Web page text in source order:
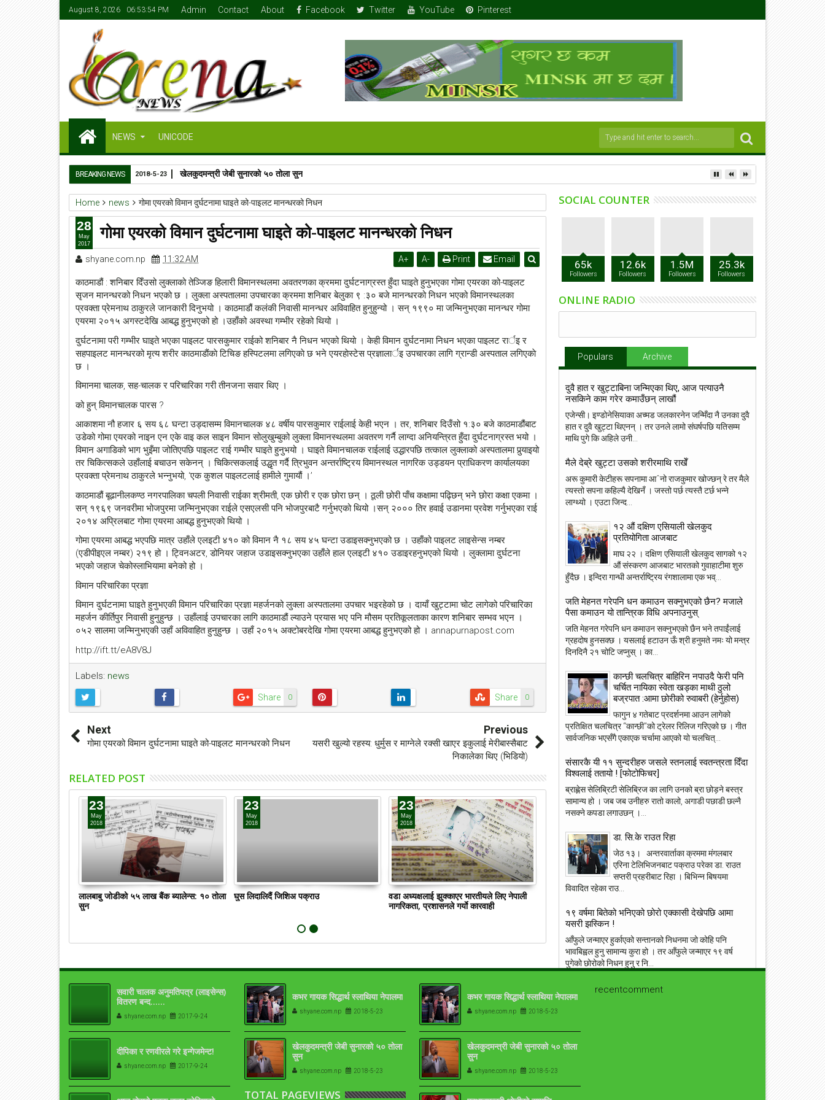
August 8, 2026 06:53:55 PM Admin Contact About Facebook Twitter YouTube Pinterest
NEWS UNICODE
BREAKING NEWS खेलकुदमन्त्री जेबी सुनारको ५० तोला सुन
2018-5-23
Home news गोमा एयरको विमान दुर्घटनामा घाइते को-पाइलट मानन्धरको निधन
गोमा एयरको विमान दुर्घटनामा घाइते को-पाइलट मानन्धरको निधन
shyane.com.np 11:32 AM A+ A- Print Email
काठमाडौं : शनिबार दिँउसो लुक्लाको तेञ्जिङ हिलारी विमानस्थलमा अवतरणका क्रममा दुर्घटनाग्रस्त हुँदा घाइते हुनुभएका गोमा एयरका को-पाइलट
सृजन मानन्धरको निधन भएको छ । लुक्ला अस्पतालमा उपचारका क्रममा शनिबार बेलुका ९ :३० बजे मानन्धरको निधन भएको विमानस्थलका
प्रवक्ता प्रेमनाथ ठाकुरले जानकारी दिनुभयो । काठमाडौं कलंकी निवासी मानन्धर अविवाहित हुनुहुन्यो । सन् १९९० मा जन्मिनुभएका मानन्धर गोमा
एयरमा २०१५ अगस्टदेखि आबद्ध हुनुभएको हो ।उहाँको अवस्था गम्भीर रहेको थियो ।
दुर्घटनामा परी गम्भीर घाइते भएका पाइलट पारसकुमार राईको शनिबार नै निधन भएको थियो । केही विमान दुर्घटनामा निधन भएका पाइलट रार्इ र
सहपाइलट मानन्धरको मृत्य शरीर काठमाडाैंकाे टिचिङ हस्पिटलमा लगिएकाे छ भने एयरहाेस्टेस प्रज्ञालार्इ उपचारका लागि ग्रान्डी अस्पताल लगिएकाे
छ ।
विमानमा चालक, सह-चालक र परिचारिका गरी तीनजना सवार थिए ।
को हुन् विमानचालक पारस ?
आकाशमा नौ हजार ६ सय ६८ घन्टा उड्दासम्म विमानचालक ४८ वर्षीय पारसकुमार राईलाई केही भएन । तर, शनिबार दिउँसो १:३० बजे काठमाडौंबाट
उडेको गोमा एयरको नाइन एन एके वाइ कल साइन विमान सोलुखुम्बुको लुक्ला विमानस्थलमा अवतरण गर्नै लाग्दा अनियन्त्रित हुँदा दुर्घटनाग्रस्त भयो ।
विमान अगाडिको भाग भुइँमा जोतिएपछि पाइलट राई गम्भीर घाइते हुनुभयो । घाइते विमानचालक राईलाई उद्धारपछि तत्काल लुक्लाको अस्पतालमा पुर्‍याइयो
तर चिकित्सकले उहाँलाई बचाउन सकेनन् । चिकित्सकलाई उद्धृत गर्दै त्रिभुवन अन्तर्राष्ट्रिय विमानस्थल नागरिक उड्डयन प्राधिकरण कार्यालयका
प्रवक्ता प्रेमनाथ ठाकुरले भन्नुभयो, ‘एक कुशल पाइलटलाई हामीले गुमायौं ।’
काठमाडौं बूढानीलकण्ठ नगरपालिका चपली निवासी राईका श्रीमती, एक छोरी र एक छोरा छन् । ठूली छोरी पाँच कक्षामा पढ्छिन् भने छोरा कक्षा एकमा ।
सन् १९६९ जनवरीमा भोजपुरमा जन्मिनुभएका राईले एसएलसी पनि भोजपुरबाटै गर्नुभएको थियो ।सन् २००० तिर हवाई उडानमा प्रवेश गर्नुभएका राई
२०१४ अप्रिलबाट गोमा एयरमा आबद्ध हुनुभएको थियो ।
गोमा एयरमा आबद्ध भएपछि मात्र उहाँले एलइटी ४१० को विमान नै १८ सय ४५ घन्टा उडाइसक्नुभएको छ । उहाँको पाइलट लाइसेन्स नम्बर
(एडीपीइएल नम्बर) २१९ हो । ट्विनअटर, डोनियर जहाज उडाइसक्नुभएका उहाँले हाल एलइटी ४१० उडाइरहनुभएको थियो । लुक्लामा दुर्घटना
भएको जहाज चेकोस्लाभियामा बनेको हो ।
विमान परिचारिका प्रज्ञा
विमान दुर्घटनामा घाइते हुनुभएकी विमान परिचारिका प्रज्ञा महर्जनको लुक्ला अस्पतालमा उपचार भइरहेको छ । दायाँ खुट्टामा चोट लागेको परिचारिका
महर्जन कीर्तिपुर निवासी हुनुहुन्छ । उहाँलाई उपचारका लागि काठमाडौं ल्याउने प्रयास भए पनि मौसम प्रतिकूलताका कारण शनिबार सम्भव भएन ।
०५२ सालमा जन्मिनुभएकी उहाँ अविवाहित हुनुहुन्छ । उहाँ २०१५ अक्टोबरदेखि गोमा एयरमा आबद्ध हुनुभएको हो । annapurnapost.com
http://ift.tt/eA8V8J
Labels: news
0
Share 0
Share
28
May
2017
Next
गोमा एयरको विमान दुर्घटनामा घाइते को-पाइलट मानन्धरको निधन
Previous
यसरी खुल्यो रहस्य: धुर्मुस र माग्नेले रक्सी खाएर इकुलाई मेरीबास्सैबाट
निकालेका थिए (भिडियो)
RELATED POST
23
May
2018
लालबाबु जोडीको ५५ लाख बैंक ब्यालेन्स: १० तोला
सुन
23
May
2018
घुस लिदालिदैं जिशिअ पक्राउ
23
May
2018
वडा अध्यक्षलाई झुक्काएर भारतीयले लिए नेपाली
नागरिकता, प्रशासनले गर्याे कारवाही
23
May
कांग्रेस उपसभापति निधि अमेरिकामा
22
पटक फाइनलमा, फाप डु प्लेसिसको
ब्याटिङ
SOCIAL COUNTER
65k
Followers
12.6k
Followers
1.5M
Followers
25.3k
Followers
ONLINE RADIO
Populars Archive
दुवै हात र खुट्टाबिना जन्मिएका थिए, आज पत्याउनै
नसकिने काम गरेर कमाउँछन् लाखौं
एजेन्सी। इण्डोनेसियाका अच्मड जलकारनेन जन्मिँदा नै उनका दुवै
हात र दुवै खुट्टा थिएनन् । तर उनले लामो संघर्षपछि यतिसम्म
माथि पुगे कि अहिले उनी...
मैले देब्रे खुट्टा उसको शरीरमाथि राखेँ
अरू कुमारी केटीहरू सपनामा आˆनो राजकुमार खोज्छन् रे तर मैले
त्यस्तो सपना कहिल्यै देखिनँ । जस्तो पर्छ त्यस्तै टर्छ भन्ने
लाग्थ्यो । एउटा जिन्द...
१२ औं दक्षिण एसियाली खेलकुद
प्रतियोगिता आजबाट
माघ २२ । दक्षिण एसियाली खेलकुद सागको १२
औं संस्करण आजबाट भारतको गुवाहाटीमा शुरु
हुँदैछ । इन्दिरा गान्धी अन्तर्राष्ट्रिय रंगशालामा एक भव्...
जति मेहनत गरेपनि धन कमाउन सक्नुभएको छैन? मजाले
पैसा कमाउन यो तान्त्रिक विधि अपनाउनुस्
जति मेहनत गरेपनि धन कमाउन सक्नुभएको छैन भने तपाईंलाई
ग्रहदोष हुनसक्छ । यसलाई हटाउन ऊँ श्री हनुमते नमः यो मन्त्र
दिनदिनै २१ चोटि जप्नुस् । का...
कान्छी चलचित्र बाहिरिन नपाउदै फेरी पनि
चर्चित नायिका स्वेता खड्का माथी ठुलो
बज्रपात :आमा छोरीको रुवाबरी (हेर्नुहोस)
फागुन ४ गतेबाट प्रदर्शनमा आउन लागेको
प्रतिक्षित चलचित्र “कान्छी”को ट्रेलर रिलिज गरिएको छ । गीत
सार्वजनिक भएसँगै एकाएक चर्चामा आएको यो चलचित्...
संसारकै यी ११ सुन्दरीहरु जसले स्तनलाई स्वतन्त्रता दिँदा
विश्वलाई ततायो ! [फोटोफिचर]
ब्राह्लेस सेलिब्रिटी सेलिब्रिज का लागि उनको ब्रा छोड़ने बस्त्र
सामान्य हो । जब जब उनीहरु रातो कालो, अगाडी पछाडी छल्नै
नसक्ने कपडा लगाउछन् ।...
डा. सि.के राउत रिहा
जेठ १३। अन्तरवार्ताका क्रममा मंगलबार
एरिना टेलिभिजनबाट पक्राउ परेका डा. राउत
सप्तरी प्रहरीबाट रिहा । बिभिन्न बिषयमा
विवादित रहेका राउ...
१९ वर्षमा बितेको भनिएको छोरो एक्कासी देखेपछि आमा
यसरी झस्किन !
आँफुले जन्माएर हुर्काएको सन्तानको निधनमा जो कोहि पनि
भावबिह्वल हुनु सामान्य कुरा हो । तर आँफुले जन्माएर १९ वर्ष
पुगेको छोरोको निधन हुनु र नि...
प्रत्युष लिएरआउदै संगीतकार बिपिन किरण
कुनै बेलाको एकदमै चर्चित गीत न बिर्सें तिमीलाई, न पाएँ तिमीलाई
युद्ध मैदानमा अंग्रेज फौज, ‘नालापानी’ छायांकनका केही
शुक्रबार फिल्मको नारायणहिटी दरबार परिसरमा सुटिङ भयो।
सवारी चालक अनुमतिपत्र (लाइसेन्स)
वितरण बन्द……
shyane.com.np 2017-9-24
दीपिका र रणवीरले गरे इन्गेजमेन्ट!
shyane.com.np 2017-9-24
कभर गायक सिद्धार्थ स्लाथिया नेपालमा
shyane.com.np 2018-5-23
खेलकुदमन्त्री जेबी सुनारको ५० तोला
सुन
shyane.com.np 2018-5-23
TOTAL PAGEVIEWS
कभर गायक सिद्धार्थ स्लाथिया नेपालमा
shyane.com.np 2018-5-23
खेलकुदमन्त्री जेबी सुनारको ५० तोला
सुन
shyane.com.np 2018-5-23
recentcomment